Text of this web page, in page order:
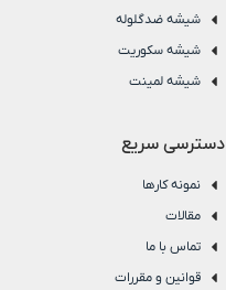
شیشه ضدگلوله
شیشه سکوریت
شیشه لمینت
دسترسی سریع
نمونه کارها
مقالات
تماس با ما
قوانین و مقررات